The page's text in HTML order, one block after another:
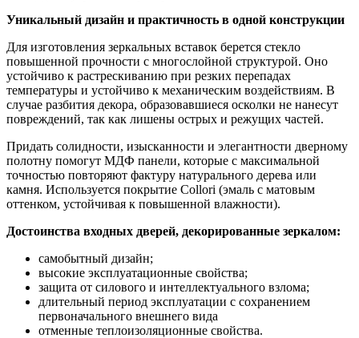
Уникальный дизайн и практичность в одной конструкции
Для изготовления зеркальных вставок берется стекло
повышенной прочности с многослойной структурой. Оно
устойчиво к растрескиванию при резких перепадах
температуры и устойчиво к механическим воздействиям. В
случае разбития декора, образовавшиеся осколки не нанесут
повреждений, так как лишены острых и режущих частей.
Придать солидности, изысканности и элегантности дверному
полотну помогут МДФ панели, которые с максимальной
точностью повторяют фактуру натурального дерева или
камня. Используется покрытие Collori (эмаль с матовым
оттенком, устойчивая к повышенной влажности).
Достоинства входных дверей, декорированные зеркалом:
самобытный дизайн;
высокие эксплуатационные свойства;
защита от силового и интеллектуального взлома;
длительный период эксплуатации с сохранением
первоначального внешнего вида
отменные теплоизоляционные свойства.